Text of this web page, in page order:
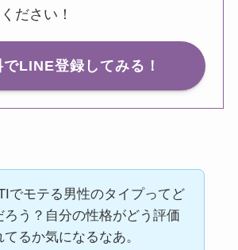
ださい！
でLINE登録してみる！
でモテる男性のタイプってど
ろう？自分の性格がどう評価
てるか気になるなあ。